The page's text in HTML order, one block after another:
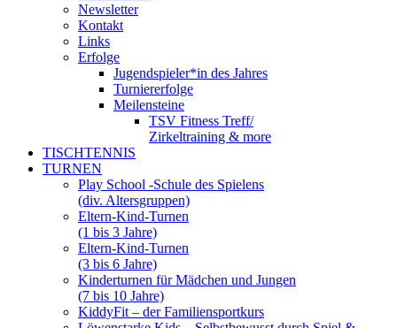
Newsletter
Kontakt
Links
Erfolge
Jugendspieler*in des Jahres
Turniererfolge
Meilensteine
TSV Fitness Treff/
Zirkeltraining & more
TISCHTENNIS
TURNEN
Play School -Schule des Spielens
(div. Altersgruppen)
Eltern-Kind-Turnen
(1 bis 3 Jahre)
Eltern-Kind-Turnen
(3 bis 6 Jahre)
Kinderturnen für Mädchen und Jungen
(7 bis 10 Jahre)
KiddyFit – der Familiensportkurs